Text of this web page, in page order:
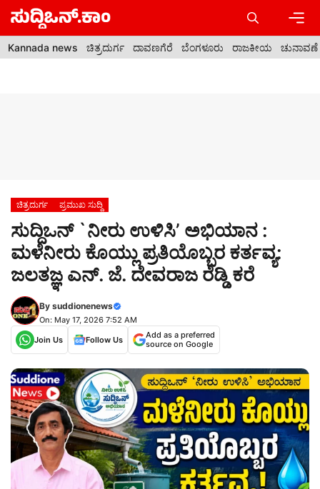
Skip
content
Kannada news ಚಿತ್ರದುರ್ಗ ದಾವಣಗೆರೆ ಬೆಂಗಳೂರು ರಾಜಕೀಯ ಚುನಾವಣೆ
ಚಿತ್ರದುರ್ಗ ಪ್ರಮುಖ ಸುದ್ದಿ
ಸುದ್ದಿಒನ್ `ನೀರು ಉಳಿಸಿ’ ಅಭಿಯಾನ :
ಮಳೆನೀರು ಕೊಯ್ಲು ಪ್ರತಿಯೊಬ್ಬರ ಕರ್ತವ್ಯ:
ಜಲತಜ್ಞ ಎನ್. ಜೆ. ದೇವರಾಜ ರೆಡ್ಡಿ ಕರೆ
By suddionenews
On: May 17, 2026 7:52 AM
Join Us
Follow Us
Add as a preferred
source on Google